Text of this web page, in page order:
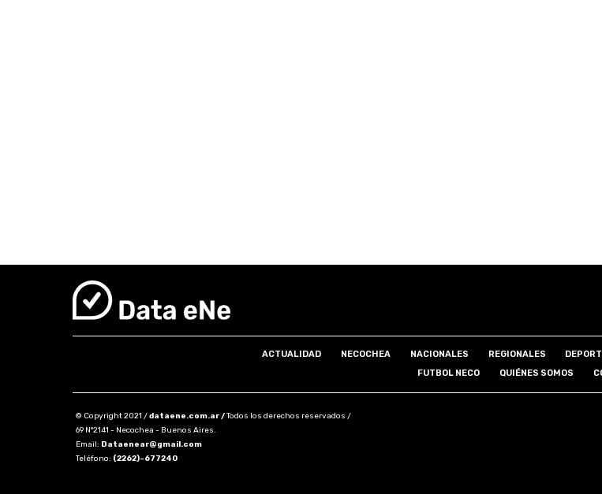
ACTUALIDAD NECOCHEA NACIONALES REGIONALES
FUTBOL NECO
QUIÉNES SOMOS
© Copyright 2021 /dataene.com.ar /Todos los derechos reservados /
69 N°2141 - Necochea - Buenos Aires.
Email: Dataenear@gmail.com
Teléfono: (2262)-677240